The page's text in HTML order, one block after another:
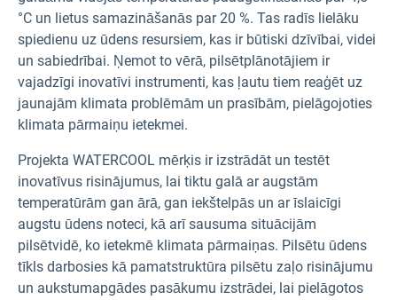
°C un lietus samazināšanās par 20 %. Tas radīs lielāku
spiedienu uz ūdens resursiem, kas ir būtiski dzīvībai, videi
un sabiedrībai. Ņemot to vērā, pilsētplānotājiem ir
vajadzīgi inovatīvi instrumenti, kas ļautu tiem reaģēt uz
jaunajām klimata problēmām un prasībām, pielāgojoties
klimata pārmaiņu ietekmei.
Projekta WATERCOOL mērķis ir izstrādāt un testēt
inovatīvus risinājumus, lai tiktu galā ar augstām
temperatūrām gan ārā, gan iekštelpās un ar īslaicīgi
augstu ūdens noteci, kā arī sausuma situācijām
pilsētvidē, ko ietekmē klimata pārmaiņas. Pilsētu ūdens
tīkls darbosies kā pamatstruktūra pilsētu zaļo risinājumu
un aukstumapgādes pasākumu izstrādei, lai pielāgotos